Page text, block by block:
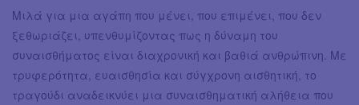
Μιλά για μια αγάπη που μένει, που επιμένει, που δεν
ξεθωριάζει, υπενθυμίζοντας πως η δύναμη του
συναισθήματος είναι διαχρονική και βαθιά ανθρώπινη. Με
τρυφερότητα, ευαισθησία και σύγχρονη αισθητική, το
τραγούδι αναδεικνύει μια συναισθηματική αλήθεια που